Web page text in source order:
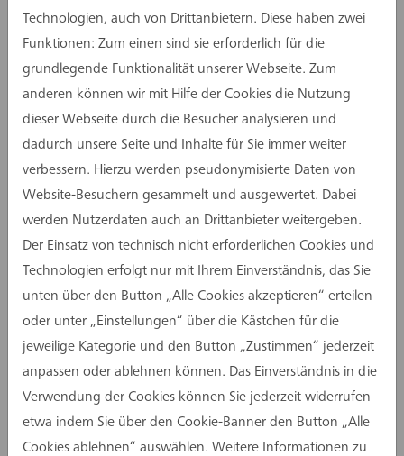
Bedarfs erhebliche brandschutztechnische
Mängel und Umstrukturierungen innerhalb der
Schule. In diesem Zusammenhang erfolgt auch
für die Sporthalle eine Erneuerung der
Raumlufttechnik einschließlich des gesamten
Kanalnetzes.
Die assmann gruppe ist für die Generalplanung
zuständig. Kürzlich begleitete Tamara Ludolph
vom Leistungsbereich Technische Ausrüstung
(HLSK) den Kollegen Serkan Bilici aus der
Objektüberwachung TA zu einer
Baustellenbegehung. Ziel der
Baustellenbegehung war es, die tatsächliche
Umsetzung der Planung zu prüfen und in diesem
Zuge die Möglichkeit zu nutzen, unserer CAD-
Spezialistin die Praxis auf der Baustelle näher zu
bringen.
Technologien, auch von Drittanbietern. Diese haben zwei
Funktionen: Zum einen sind sie erforderlich für die
grundlegende Funktionalität unserer Webseite. Zum
anderen können wir mit Hilfe der Cookies die Nutzung
dieser Webseite durch die Besucher analysieren und
dadurch unsere Seite und Inhalte für Sie immer weiter
verbessern. Hierzu werden pseudonymisierte Daten von
Website-Besuchern gesammelt und ausgewertet. Dabei
werden Nutzerdaten auch an Drittanbieter weitergeben.
Der Einsatz von technisch nicht erforderlichen Cookies und
Technologien erfolgt nur mit Ihrem Einverständnis, das Sie
unten über den Button „Alle Cookies akzeptieren“ erteilen
oder unter „Einstellungen“ über die Kästchen für die
jeweilige Kategorie und den Button „Zustimmen“ jederzeit
anpassen oder ablehnen können. Das Einverständnis in die
Verwendung der Cookies können Sie jederzeit widerrufen –
etwa indem Sie über den Cookie-Banner den Button „Alle
Cookies ablehnen“ auswählen. Weitere Informationen zu